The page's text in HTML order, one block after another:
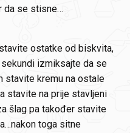
da se stisne…
ostatke od biskvita,
izmiksajte da se
stavite kremu na ostale
stavite na prije stavljeni
šlag pa također stavite
toga sitne